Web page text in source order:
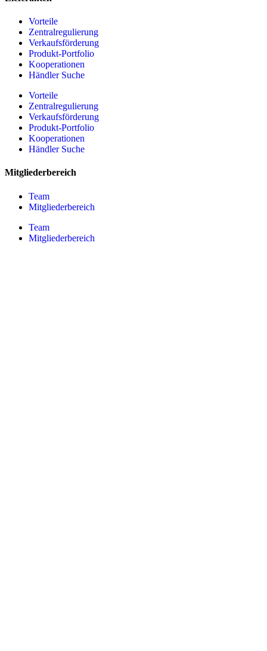
Vorteile
Zentralregulierung
Verkaufsförderung
Produkt-Portfolio
Kooperationen
Händler Suche
Vorteile
Zentralregulierung
Verkaufsförderung
Produkt-Portfolio
Kooperationen
Händler Suche
Mitgliederbereich
Team
Mitgliederbereich
Team
Mitgliederbereich